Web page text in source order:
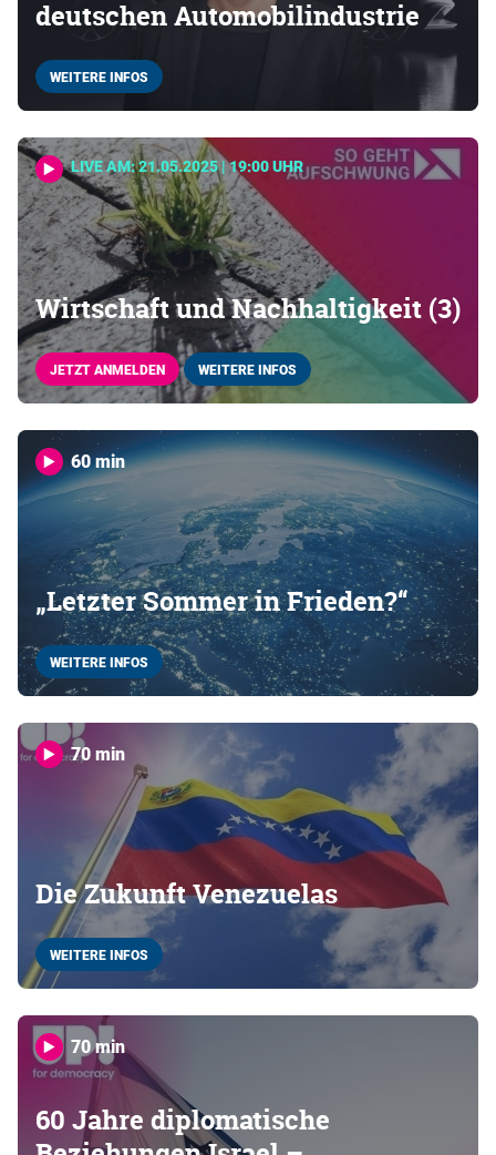
deutschen Automobilindustrie
WEITERE INFOS
LIVE AM: 21.05.2025 | 19:00 UHR
Wirtschaft und Nachhaltigkeit (3)
JETZT ANMELDEN WEITERE INFOS
60 min
„Letzter Sommer in Frieden?“
WEITERE INFOS
70 min
Die Zukunft Venezuelas
WEITERE INFOS
70 min
60 Jahre diplomatische